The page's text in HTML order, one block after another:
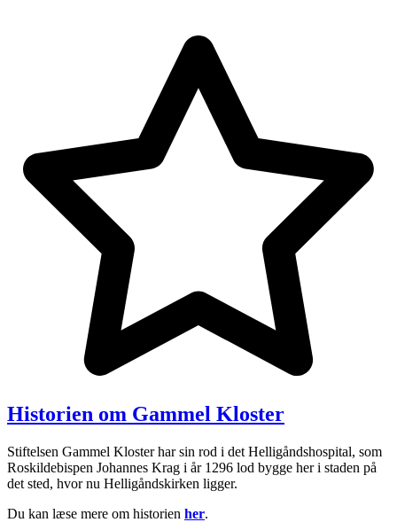
Historien om Gammel Kloster
Stiftelsen Gammel Kloster har sin rod i det Helligåndshospital, som
Roskildebispen Johannes Krag i år 1296 lod bygge her i staden på
det sted, hvor nu Helligåndskirken ligger.
Du kan læse mere om historien her.